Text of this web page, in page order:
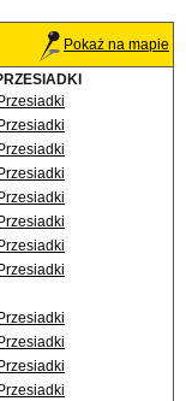
Pokaż na mapie
Przesiadki
Przesiadki
Przesiadki
Przesiadki
Przesiadki
Przesiadki
Przesiadki
Przesiadki
Przesiadki
Przesiadki
Przesiadki
Przesiadki